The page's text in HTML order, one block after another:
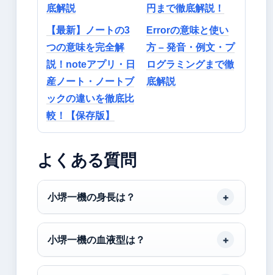
底解説
円まで徹底解説！
【最新】ノートの3
つの意味を完全解
説！noteアプリ・日
産ノート・ノートブ
ックの違いを徹底比
較！【保存版】
Errorの意味と使い
方 – 発音・例文・プ
ログラミングまで徹
底解説
よくある質問
小堺一機の身長は？
小堺一機の血液型は？